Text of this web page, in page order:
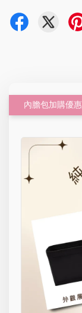
內膽包加購優惠